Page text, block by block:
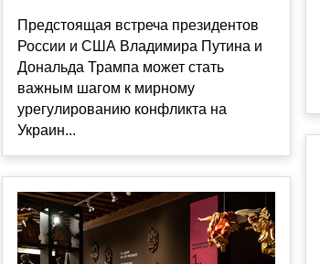
Предстоящая встреча президентов
России и США Владимира Путина и
Дональда Трампа может стать
важным шагом к мирному
урегулированию конфликта на
Украин...